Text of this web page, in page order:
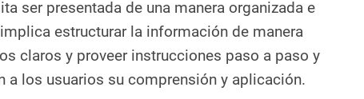
ser presentada de una manera organizada e
estructurar la información de manera
claros y proveer instrucciones paso a paso y
a los usuarios su comprensión y aplicación.